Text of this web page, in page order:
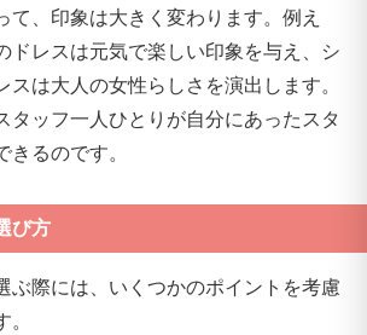
て、印象は大きく変わります。例え
ドレスは元気で楽しい印象を与え、シ
スは大人の女性らしさを演出します。
タッフ一人ひとりが自分にあったスタ
きるのです。
び方
ぶ際には、いくつかのポイントを考慮